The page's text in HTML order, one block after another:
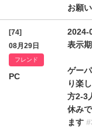
お願
[74]
08月29日
フレンド
PC
2024-
表示
ゲー
り楽
方2-3
休み
ます